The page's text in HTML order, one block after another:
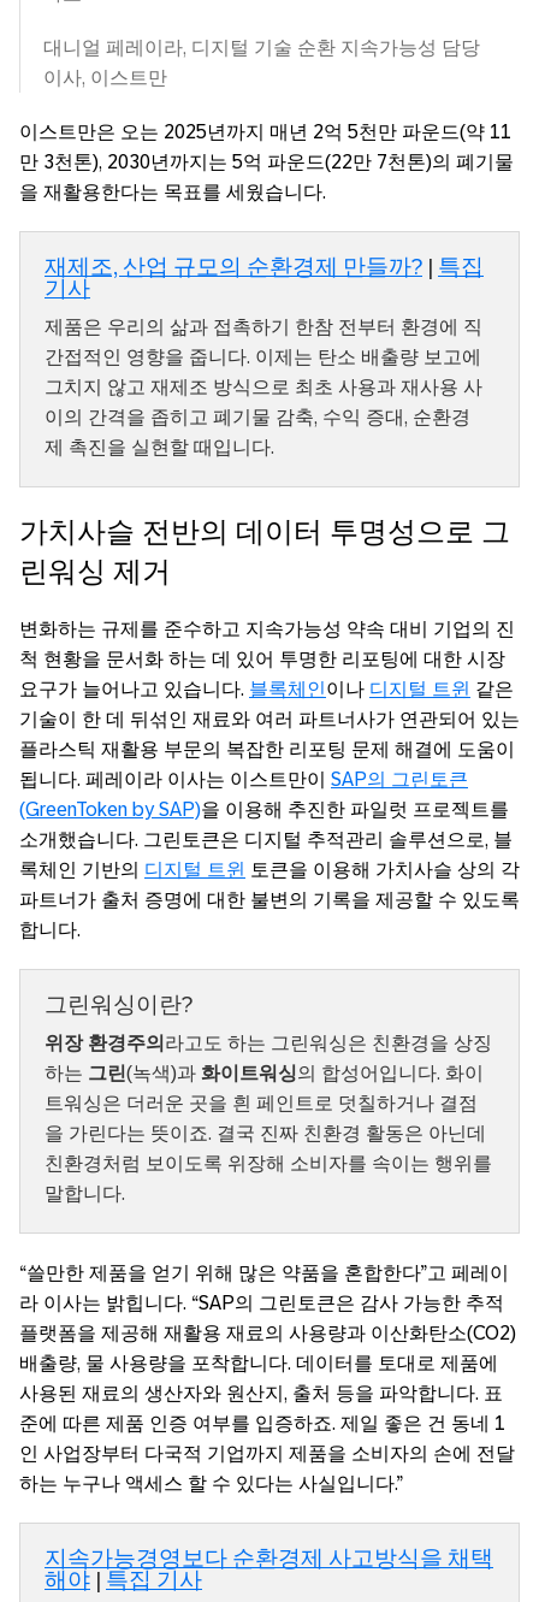
대니얼 페레이라, 디지털 기술 순환 지속가능성 담당
이사, 이스트만
이스트만은 오는 2025년까지 매년 2억 5천만 파운드(약 11
만 3천톤), 2030년까지는 5억 파운드(22만 7천톤)의 폐기물
을 재활용한다는 목표를 세웠습니다.
재제조, 산업 규모의 순환경제 만들까? | 특집
기사
제품은 우리의 삶과 접촉하기 한참 전부터 환경에 직
간접적인 영향을 줍니다. 이제는 탄소 배출량 보고에
그치지 않고 재제조 방식으로 최초 사용과 재사용 사
이의 간격을 좁히고 폐기물 감축, 수익 증대, 순환경
제 촉진을 실현할 때입니다.
가치사슬 전반의 데이터 투명성으로 그
린워싱 제거
변화하는 규제를 준수하고 지속가능성 약속 대비 기업의 진
척 현황을 문서화 하는 데 있어 투명한 리포팅에 대한 시장
요구가 늘어나고 있습니다. 블록체인이나 디지털 트윈 같은
기술이 한 데 뒤섞인 재료와 여러 파트너사가 연관되어 있는
플라스틱 재활용 부문의 복잡한 리포팅 문제 해결에 도움이
됩니다. 페레이라 이사는 이스트만이 SAP의 그린토큰
(GreenToken by SAP)을 이용해 추진한 파일럿 프로젝트를
소개했습니다. 그린토큰은 디지털 추적관리 솔루션으로, 블
록체인 기반의 디지털 트윈 토큰을 이용해 가치사슬 상의 각
파트너가 출처 증명에 대한 불변의 기록을 제공할 수 있도록
합니다.
그린워싱이란?
위장 환경주의 라고도 하는 그린워싱은 친환경을 상징
하는 그린(녹색)과 화이트워싱의 합성어입니다. 화이
트워싱은 더러운 곳을 흰 페인트로 덧칠하거나 결점
을 가린다는 뜻이죠. 결국 진짜 친환경 활동은 아닌데
친환경처럼 보이도록 위장해 소비자를 속이는 행위를
말합니다.
“쓸만한 제품을 얻기 위해 많은 약품을 혼합한다”고 페레이
라 이사는 밝힙니다. “SAP의 그린토큰은 감사 가능한 추적
플랫폼을 제공해 재활용 재료의 사용량과 이산화탄소(CO2)
배출량, 물 사용량을 포착합니다. 데이터를 토대로 제품에
사용된 재료의 생산자와 원산지, 출처 등을 파악합니다. 표
준에 따른 제품 인증 여부를 입증하죠. 제일 좋은 건 동네 1
인 사업장부터 다국적 기업까지 제품을 소비자의 손에 전달
하는 누구나 액세스 할 수 있다는 사실입니다.”
지속가능경영보다 순환경제 사고방식을 채택
해야 | 특집 기사